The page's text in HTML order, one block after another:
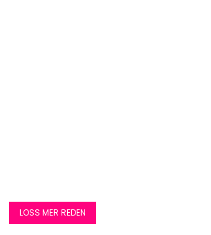
LOSS MER REDEN